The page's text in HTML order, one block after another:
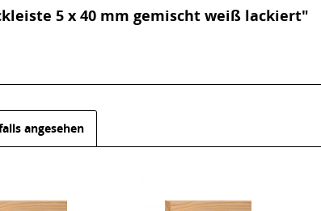
5 x 40 mm gemischt weiß lackiert"
angesehen